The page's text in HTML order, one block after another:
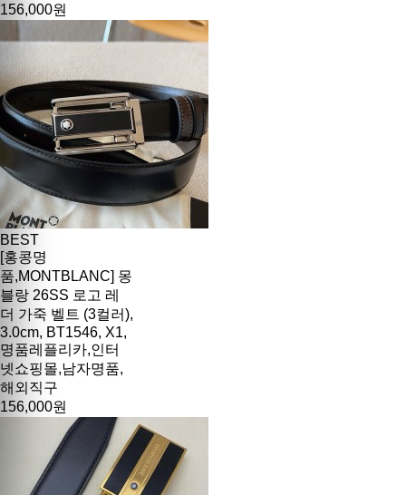
156,000원
BEST
[홍콩명
품,MONTBLANC] 몽
블랑 26SS 로고 레
더 가죽 벨트 (3컬러),
3.0cm, BT1546, X1,
명품레플리카,인터
넷쇼핑몰,남자명품,
해외직구
156,000원